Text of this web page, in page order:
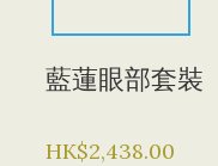
藍蓮眼部套裝
HK$2,438.00